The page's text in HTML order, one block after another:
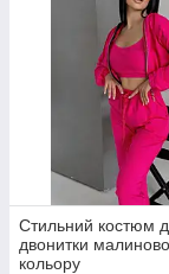
Стильний костюм
двонитки
кольору